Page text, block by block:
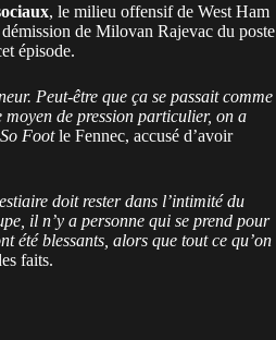
, le milieu offensif de West Ham
de Milovan Rajevac du poste
épisode.
Peut-être que ça se passait comme
moyen de pression particulier, on a
So Footle Fennec, accusé d’avoir
doit rester dans l’intimité du
il n’y a personne qui se prend pour
été blessants, alors que tout ce qu’on
faits.